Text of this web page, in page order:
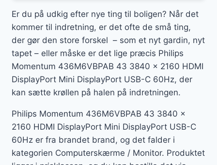
Er du på udkig efter nye ting til boligen? Når det
kommer til indretning, er det ofte de små ting,
der gør den store forskel – som et nyt gardin, nyt
tapet – eller måske er det lige præcis Philips
Momentum 436M6VBPAB 43 3840 x 2160 HDMI
DisplayPort Mini DisplayPort USB-C 60Hz, der
kan sætte krøllen på halen på indretningen.
Philips Momentum 436M6VBPAB 43 3840 x
2160 HDMI DisplayPort Mini DisplayPort USB-C
60Hz er fra brandet brand, og det falder i
kategorien Computerskærme / Monitor. Produktet